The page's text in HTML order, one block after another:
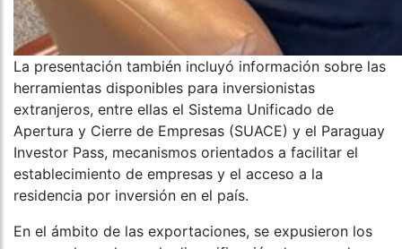
La presentación también incluyó información sobre las
herramientas disponibles para inversionistas
extranjeros, entre ellas el Sistema Unificado de
Apertura y Cierre de Empresas (SUACE) y el Paraguay
Investor Pass, mecanismos orientados a facilitar el
establecimiento de empresas y el acceso a la
residencia por inversión en el país.
En el ámbito de las exportaciones, se expusieron los